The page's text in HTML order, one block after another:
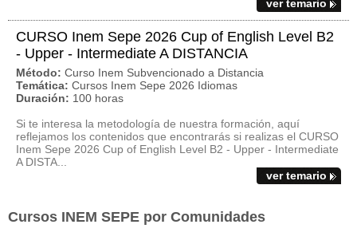
ver temario
CURSO Inem Sepe 2026 Cup of English Level B2
- Upper - Intermediate A DISTANCIA
Método: Curso Inem Subvencionado a Distancia
Temática: Cursos Inem Sepe 2026 Idiomas
Duración: 100 horas
Si te interesa la metodología de nuestra formación, aquí
reflejamos los contenidos que encontrarás si realizas el CURSO
Inem Sepe 2026 Cup of English Level B2 - Upper - Intermediate
A DISTA...
ver temario
Cursos INEM SEPE por Comunidades